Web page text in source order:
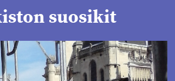
suosikit